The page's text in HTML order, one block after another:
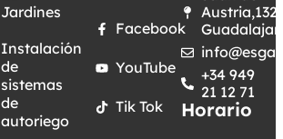
Jardines
Instalación
de
sistemas
de
autoriego
Facebook
YouTube
Tik Tok
Austria,132.
+34 949
21 12 71
Horario